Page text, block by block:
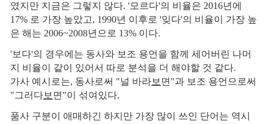
였지만 지금은 그렇지 않다. '모르다'의 비율은 2016년에
17% 로 가장 높았고, 1990년 이후로 '잊다'의 비율이 가장 높
은 해는 2006~2008년으로 13% 이다.
'보다'의 경우에는 동사와 보조 용언을 함께 세어버린 나머
지 비율이 같이 있어서 따로 분석을 더 해야할 것 같다.
가사 예시로는, 동사로써 "널 바라보 면"과 보조 용언으로써
"그러다보 면"이 섞여있다.
품사 구분이 애매하긴 하지만 가장 많이 쓰인 단어는 역시